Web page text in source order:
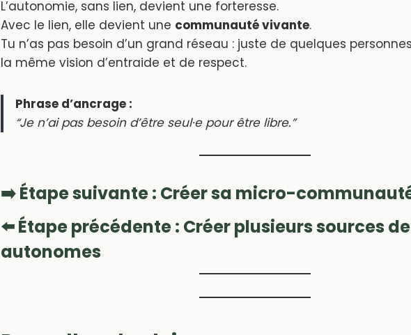
L’autonomie, sans lien, devient une forteresse.
Avec le lien, elle devient une communauté vivante.
Tu n’as pas besoin d’un grand réseau : juste de quelques
la même vision d’entraide et de respect.
Phrase d’ancrage :
“Je n’ai pas besoin d’être seul·e pour être libre.”
➡️ Étape suivante : Créer sa micro-
⬅️ Étape précédente : Créer plusieurs sources
autonomes